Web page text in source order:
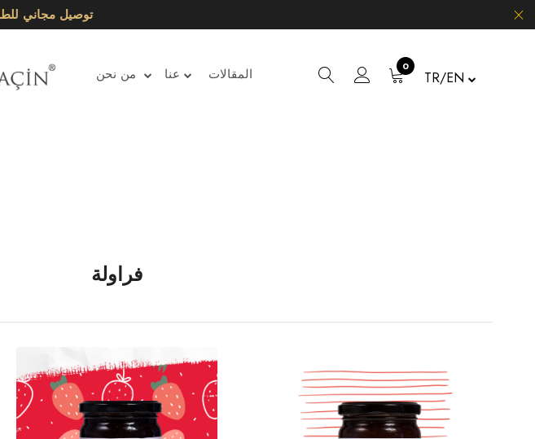
توصيل مجاني للطلبات
عنا المقالات 0
TR/EN
فراولة